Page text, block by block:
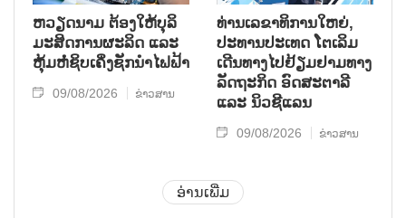
ຫວຽດນາມ ຕ້ອງໃຫ້ບຸລິ
ມະສິດການຜະລິດ ແລະ
ຫຸ້ມຫໍ່ຊິບເຄິ່ງຊັກນຳໄຟຟ້າ
09/08/2026 ຂ່າວສານ
ທ່ານເລຂາທິການໃຫຍ່,
ປະທານປະເທດ ໂຕເລິມ
ເດີນທາງໄປຢ້ຽມຢາມທາງ
ລັດຖະກິດ ອົດສະຕາລີ
ແລະ ນິວຊີແລນ
09/08/2026 ຂ່າວສານ
ອ່ານເພີ່ມ